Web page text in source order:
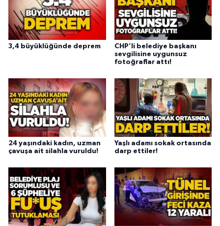
3,4 büyüklüğünde deprem
CHP’li belediye başkanı
sevgilisine uygunsuz
fotoğraflar attı!
24 yaşındaki kadın, uzman
çavuşa ait silahla vuruldu!
Yaşlı adamı sokak ortasında
darp ettiler!